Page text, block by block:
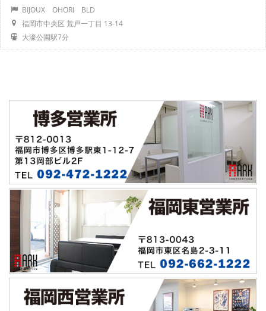
BIJOUX OHORI BLD
福岡市中央区 荒戸一丁目 13-14
大濠公園駅7分